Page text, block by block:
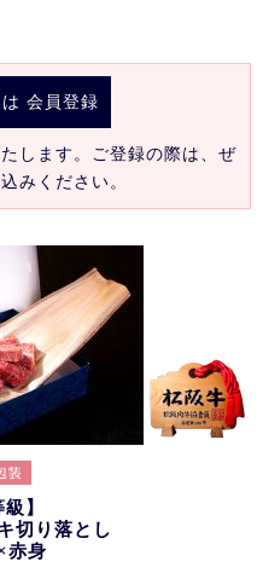
会員登録
します。ご登録の際は、ぜ
みください。
】
切り落とし
赤身